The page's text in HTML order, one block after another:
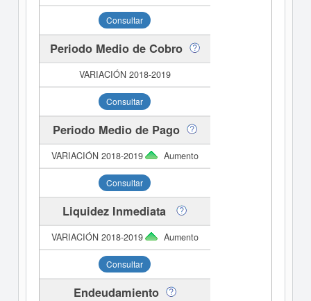
Consultar
Periodo Medio de Cobro
Consultar
Periodo Medio de Pago
Aumento
Consultar
Liquidez Inmediata
Aumento
Consultar
Endeudamiento